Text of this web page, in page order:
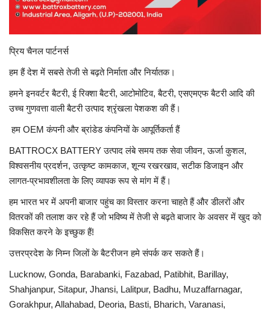
प्रिय चैनल पार्टनर्स
हम हैं देश में सबसे तेजी से बढ़ते निर्माता और निर्यातक।
हमने इनवर्टर बैटरी, ई रिक्शा बैटरी, आटोमोटिव, बैटरी, एसएमएफ बैटरी आदि की
उच्च गुणवत्ता वाली बैटरी उत्पाद श्रृंखला पेशकश की हैं।
हम OEM कंपनी और ब्रांडेड कंपनियों के आपूर्तिकर्ता हैं
BATTROCX BATTERY उत्पाद लंबे समय तक सेवा जीवन, ऊर्जा कुशल,
विश्वसनीय प्रदर्शन, उत्कृष्ट कामकाज, शून्य रखरखाव, सटीक डिजाइन और
लागत-प्रभावशीलता के लिए व्यापक रूप से मांग में हैं।
हम भारत भर में अपनी बाजार पहुंच का विस्तार करना चाहते हैं और डीलरों और
वितरकों की तलाश कर रहे हैं जो भविष्य में तेजी से बढ़ते बाजार के अवसर में खुद को
विकसित करने के इच्छुक हैं!
उत्तरप्रदेश के निम्न जिलों के बैटरीजन हमे संपर्क कर सकते हैं।
Lucknow, Gonda, Barabanki, Fazabad, Patibhit, Barillay,
Shahjanpur, Sitapur, Jhansi, Lalitpur, Badhu, Muzaffarnagar,
Gorakhpur, Allahabad, Deoria, Basti, Bharich, Varanasi,